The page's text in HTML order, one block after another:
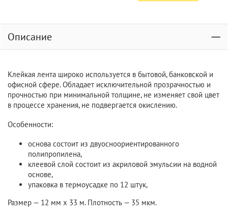
Описание
Клейкая лента широко используется в бытовой, банковской и
офисной сфере. Обладает исключительной прозрачностью и
прочностью при минимальной толщине, не изменяет свой цвет
в процессе хранения, не подвергается окислению.
Особенности:
основа состоит из двуосноориентированного
полипропилена,
клеевой слой состоит из акриловой эмульсии на водной
основе,
упаковка в термоусадке по 12 штук,
Размер — 12 мм х 33 м. Плотность — 35 мкм.